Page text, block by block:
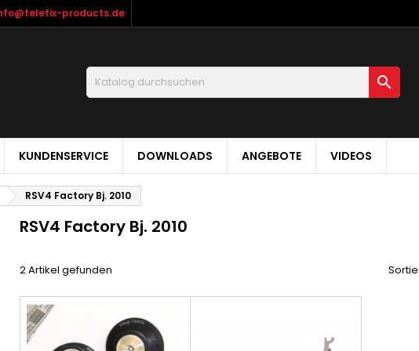
products.de

KUNDENSERVICE DOWNLOADS ANGEBOTE VIDEOS
RSV4 Factory Bj. 2010
RSV4 Factory Bj. 2010
2 Artikel gefunden